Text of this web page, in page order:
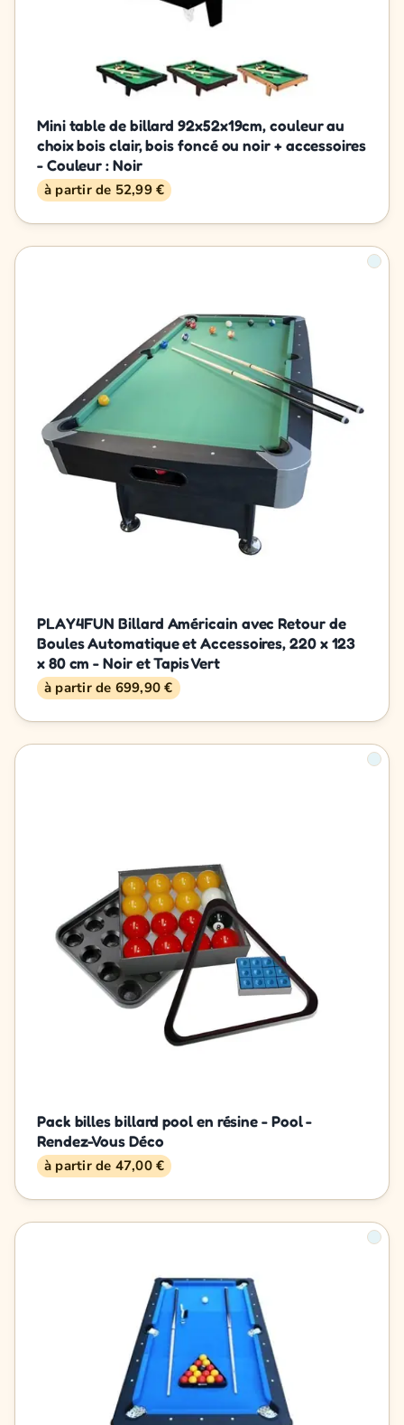
Mini table de billard 92x52x19cm, couleur au
choix bois clair, bois foncé ou noir + accessoires
- Couleur : Noir
à partir de 52,99 €
PLAY4FUN Billard Américain avec Retour de
Boules Automatique et Accessoires, 220 x 123
x 80 cm - Noir et Tapis Vert
à partir de 699,90 €
Pack billes billard pool en résine - Pool -
Rendez-Vous Déco
à partir de 47,00 €